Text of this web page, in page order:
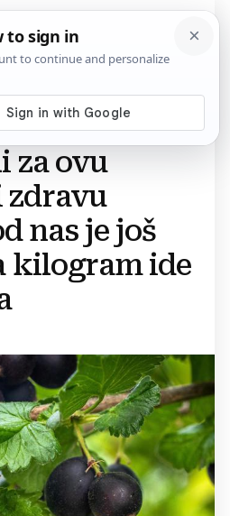
za ovu
zdravu
nas je još
kilogram ide